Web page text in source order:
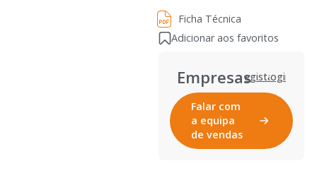
Ficha Técnica
Adicionar aos favoritos
EmpresasRegistarLogin
Falar com
a equipa
de vendas